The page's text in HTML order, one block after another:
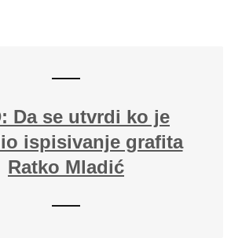
Da se utvrdi ko je
ispisivanje grafita
Ratko Mladić